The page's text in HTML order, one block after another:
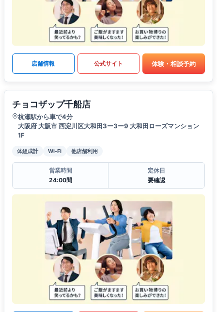
店舗情報 公式サイト 体験・相談予約
チョコザップ千船店
杭瀬駅から車で4分
大阪府 大阪市 西淀川区大和田3ー3ー9 大和田ローズマンション
1F
体組成計 Wi-Fi 他店舗利用
営業時間
24:00間
定休日
要確認